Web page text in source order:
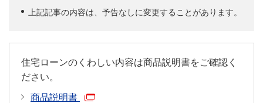
上記記事の内容は、予告なしに変更することがあります。
住宅ローンのくわしい内容は商品説明書をご確認く
ださい。
商品説明書